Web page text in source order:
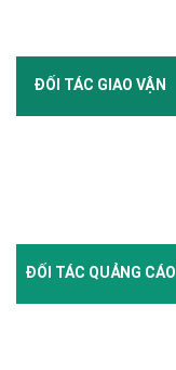
ĐỐI TÁC GIAO VẬN
ĐỐI TÁC QUẢNG CÁO